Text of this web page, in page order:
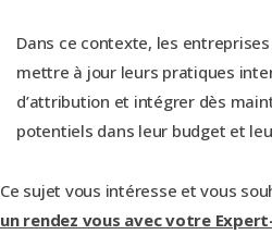
Dans ce contexte, les
mettre à jour leurs pratiques
d’attribution et intégrer dès
potentiels dans leur budget et
Ce sujet vous intéresse et vous
un rendez vous avec votre